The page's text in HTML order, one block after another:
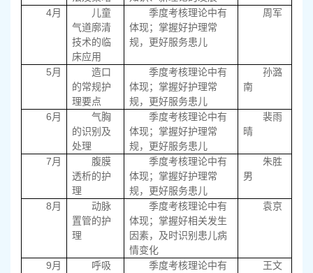
4月
儿童
气道廓清
技术的临
床应用
季度考核理论中有
体现；掌握好护理常
规，更好服务患儿
周军
5 月
造口
的常规护
理要点
季度考核理论中有
体现；掌握好护理常
规，更好服务患儿
孙潞
南
6 月
气胸
的识别及
处理
季度考核理论中有
体现；掌握好护理常
规，更好服务患儿
裴雨
晴
7 月
腹膜
透析的护
理
季度考核理论中有
体现；掌握好护理常
规，更好服务患儿
朱胜
男
8 月
动脉
置管的护
理
季度考核理论中有
体现；掌握好相关发生
因素，及时识别患儿病
情变化
袁京
9 月
呼吸
季度考核理论中有
王文